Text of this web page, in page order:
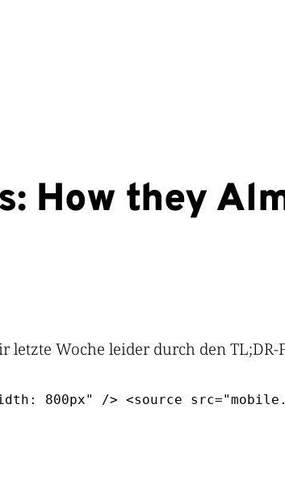
How they
letzte Woche leider durch den TL;DR-
800px" /> <source src="